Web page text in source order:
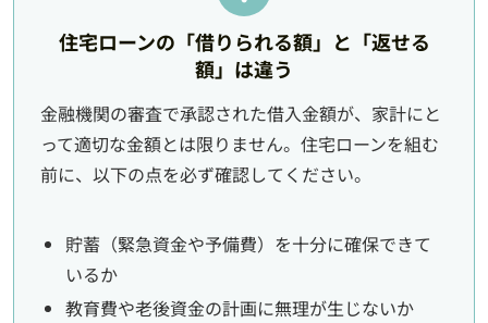
住宅ローンの「借りられる額」と「返せる
額」は違う
金融機関の審査で承認された借入金額が、家計にと
って適切な金額とは限りません。住宅ローンを組む
前に、以下の点を必ず確認してください。
貯蓄（緊急資金や予備費）を十分に確保できて
いるか
教育費や老後資金の計画に無理が生じないか